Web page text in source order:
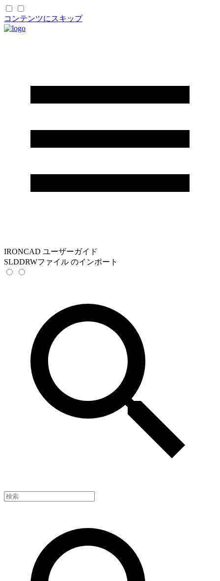
コンテンツにスキップ
IRONCAD ユーザーガイド
SLDDRWファイル のインポート